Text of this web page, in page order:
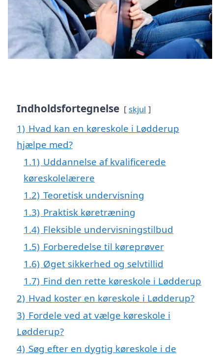
Indholdsfortegnelse skjul
1) Hvad kan en køreskole i Lødderup
hjælpe med?
1.1) Uddannelse af kvalificerede
køreskolelærere
1.2) Teoretisk undervisning
1.3) Praktisk køretræning
1.4) Fleksible undervisningstilbud
1.5) Forberedelse til køreprøver
1.6) Øget sikkerhed og selvtillid
1.7) Find den rette køreskole i Lødderup
2) Hvad koster en køreskole i Lødderup?
3) Fordele ved at vælge køreskole i
Lødderup?
4) Søg efter en dygtig køreskole i de